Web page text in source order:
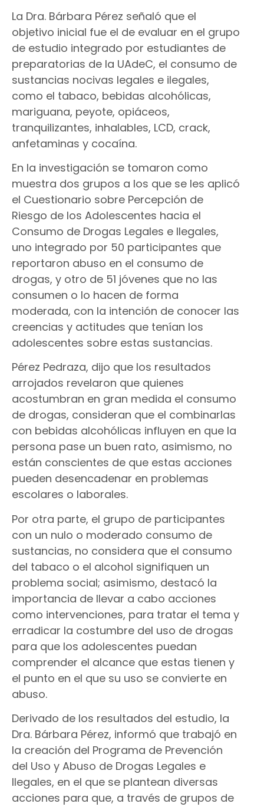
La Dra. Bárbara Pérez señaló que el
objetivo inicial fue el de evaluar en el grupo
de estudio integrado por estudiantes de
preparatorias de la UAdeC, el consumo de
sustancias nocivas legales e ilegales,
como el tabaco, bebidas alcohólicas,
mariguana, peyote, opiáceos,
tranquilizantes, inhalables, LCD, crack,
anfetaminas y cocaína.
En la investigación se tomaron como
muestra dos grupos a los que se les aplicó
el Cuestionario sobre Percepción de
Riesgo de los Adolescentes hacia el
Consumo de Drogas Legales e Ilegales,
uno integrado por 50 participantes que
reportaron abuso en el consumo de
drogas, y otro de 51 jóvenes que no las
consumen o lo hacen de forma
moderada, con la intención de conocer las
creencias y actitudes que tenían los
adolescentes sobre estas sustancias.
Pérez Pedraza, dijo que los resultados
arrojados revelaron que quienes
acostumbran en gran medida el consumo
de drogas, consideran que el combinarlas
con bebidas alcohólicas influyen en que la
persona pase un buen rato, asimismo, no
están conscientes de que estas acciones
pueden desencadenar en problemas
escolares o laborales.
Por otra parte, el grupo de participantes
con un nulo o moderado consumo de
sustancias, no considera que el consumo
del tabaco o el alcohol signifiquen un
problema social; asimismo, destacó la
importancia de llevar a cabo acciones
como intervenciones, para tratar el tema y
erradicar la costumbre del uso de drogas
para que los adolescentes puedan
comprender el alcance que estas tienen y
el punto en el que su uso se convierte en
abuso.
Derivado de los resultados del estudio, la
Dra. Bárbara Pérez, informó que trabajó en
la creación del Programa de Prevención
del Uso y Abuso de Drogas Legales e
Ilegales, en el que se plantean diversas
acciones para que, a través de grupos de